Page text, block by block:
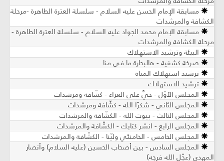
مسابقة الإمام الحسن عليه السلام - سلسلة العترة الطاهرة -مرحلة
الكشافة والمرشدات
مسابقة الإمام محمد الجواد عليه السلام - سلسلة العترة الطاهرة -
مرحلة الكشافة والمرشدات
البيئة وترشيد الاستهلاك
صرخة كشفية - هالبحارة ما في منا
ترشيد استهلاك المياه
ترشيد الاستهلاك
المجلس الأوّل - حيَّ على العزاء - كشّافة ومرشدات
المجلس الثاني - شكرًا الله - كشّافة ومرشدات
المجلس الثالث - بيوت الله - الكشّافة والمرشدات
المجلس الرابع - انشر كتابك - الكشّافة والمرشدات
المجلس الخامس - الخامنئي وليّنا - الكشّافة والمرشدات
المجلس السادس - بين أصحاب الحسين (عليه السلام) وأنصار
المهدي (عجّل الله فرجه)